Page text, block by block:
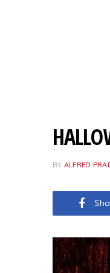
BY ALFRED